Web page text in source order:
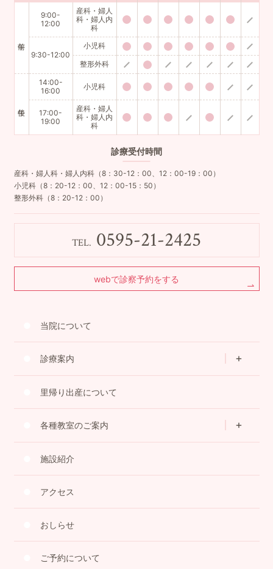
9:00-
12:00
産科・婦人
科・婦人内
科
9:30-12:00
小児科
整形外科
14:00-
16:00
小児科
17:00-
19:00
産科・婦人
科・婦人内
科
診療受付時間
産科・婦人科・婦人内科（8：30-12：00、12：00-19：00）
小児科（8：20-12：00、12：00-15：50）
整形外科（8：20-12：00）
TEL. 0595-21-2425
webで診察予約をする
当院について
診療案内
里帰り出産について
各種教室のご案内
施設紹介
アクセス
おしらせ
ご予約について